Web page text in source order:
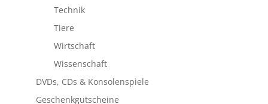
Technik
Tiere
Wirtschaft
Wissenschaft
DVDs, CDs & Konsolenspiele
Geschenkgutscheine